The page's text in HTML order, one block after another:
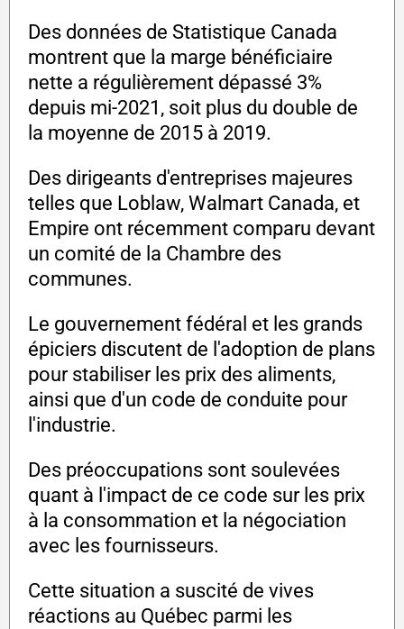
Des données de Statistique Canada
montrent que la marge bénéficiaire
nette a régulièrement dépassé 3%
depuis mi-2021, soit plus du double de
la moyenne de 2015 à 2019.
Des dirigeants d'entreprises majeures
telles que Loblaw, Walmart Canada, et
Empire ont récemment comparu devant
un comité de la Chambre des
communes.
Le gouvernement fédéral et les grands
épiciers discutent de l'adoption de plans
pour stabiliser les prix des aliments,
ainsi que d'un code de conduite pour
l'industrie.
Des préoccupations sont soulevées
quant à l'impact de ce code sur les prix
à la consommation et la négociation
avec les fournisseurs.
Cette situation a suscité de vives
réactions au Québec parmi les